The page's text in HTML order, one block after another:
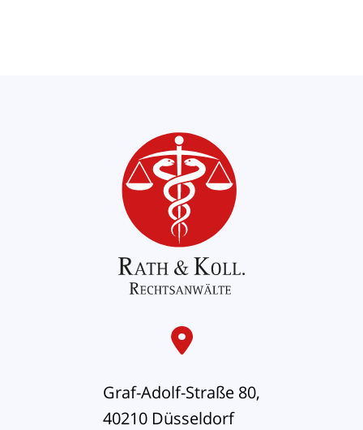
Graf-Adolf-Straße 80,
40210 Düsseldorf